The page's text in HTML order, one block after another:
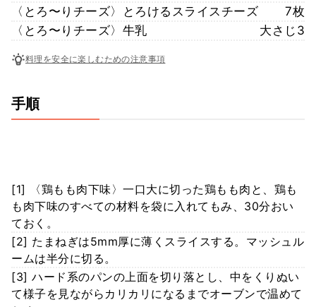
〈とろ〜りチーズ〉とろけるスライスチーズ
7枚
〈とろ〜りチーズ〉牛乳
大さじ3
料理を安全に楽しむための注意事項
手順
[1] 〈鶏もも肉下味〉一口大に切った鶏もも肉と、鶏も
も肉下味のすべての材料を袋に入れてもみ、30分おい
ておく。
[2] たまねぎは5mm厚に薄くスライスする。マッシュル
ームは半分に切る。
[3] ハード系のパンの上面を切り落とし、中をくりぬい
て様子を見ながらカリカリになるまでオーブンで温めて